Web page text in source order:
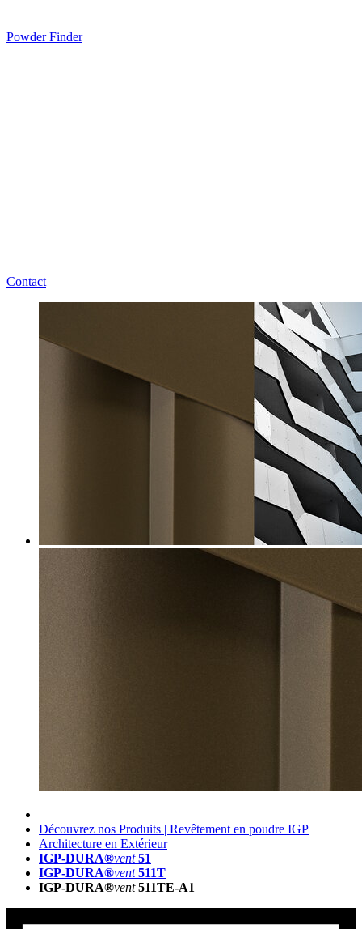
Powder Finder
Contact
Découvrez nos Produits | Revêtement en poudre IGP
Architecture en Extérieur
IGP-DURA®vent 51
IGP-DURA®vent 511T
IGP-DURA®vent 511TE-A1